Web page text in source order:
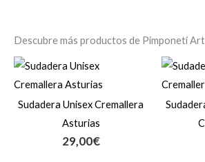
Descubre más productos de Pimponeti Art
Sudadera Unisex Cremallera
Asturias
29,00€